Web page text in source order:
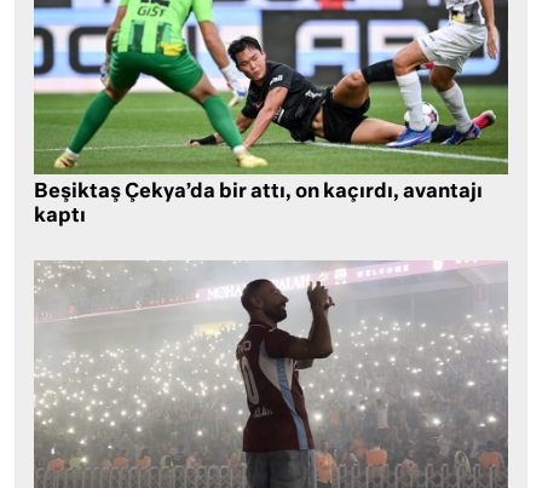
Beşiktaş Çekya’da bir attı, on kaçırdı, avantajı
kaptı